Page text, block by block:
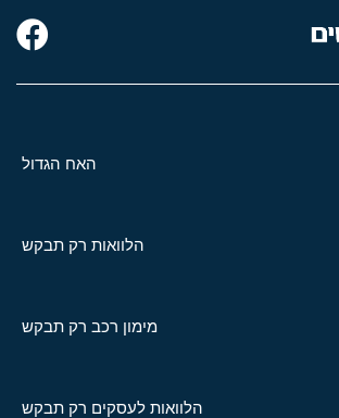
האח הגדול
הלוואות רק תבקש
מימון רכב רק תבקש
הלוואות לעסקים רק תבקש